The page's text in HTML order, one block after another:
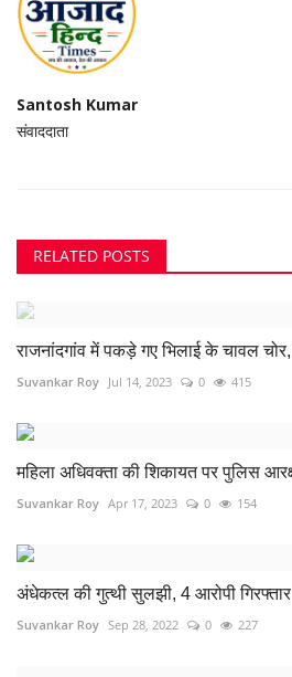
Santosh Kumar
संवाददाता
RELATED POSTS
राजनांदगांव में पकड़े गए भिलाई के चावल
Suvankar Roy Jul 14, 2023 0 415
महिला अधिवक्ता की शिकायत पर पुलिस
Suvankar Roy Apr 17, 2023 0 154
अंधेकत्ल की गुत्थी सुलझी, 4 आरोपी गिरफ्तार
Suvankar Roy Sep 28, 2022 0 227